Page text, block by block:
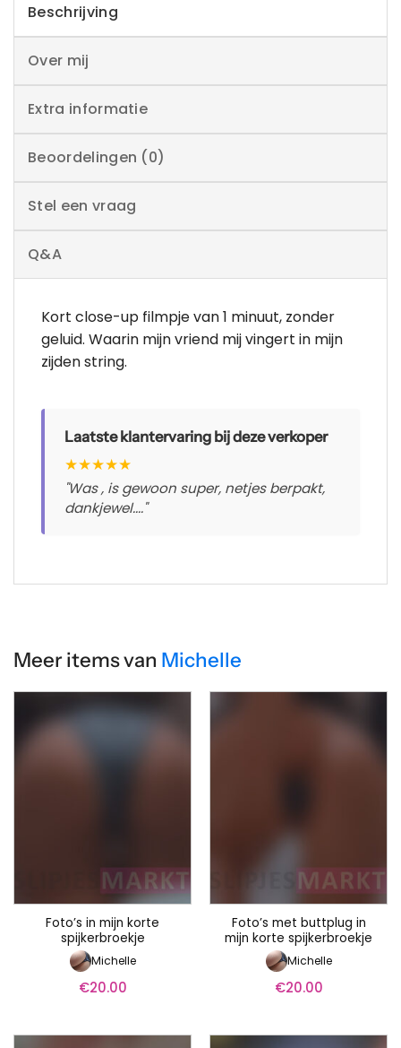
Beschrijving
Over mij
Extra informatie
Beoordelingen (0)
Stel een vraag
Q&A
Kort close-up filmpje van 1 minuut, zonder
geluid. Waarin mijn vriend mij vingert in mijn
zijden string.
Laatste klantervaring bij deze verkoper
★★★★★
"Was , is gewoon super, netjes berpakt,
dankjewel...."
Meer items van Michelle
Foto’s in mijn korte
spijkerbroekje
Michelle
€20.00
Foto’s met buttplug in
mijn korte spijkerbroekje
Michelle
€20.00